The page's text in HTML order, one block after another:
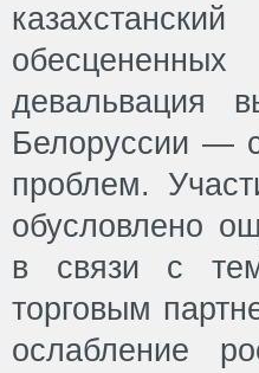
девальвация
Белоруссии —
проблем.
обусловлено
в связи с
торговым
ослабление